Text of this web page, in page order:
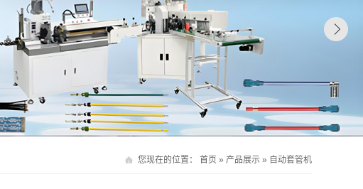
您现在的位置： 首页 » 产品展示 » 自动套管机